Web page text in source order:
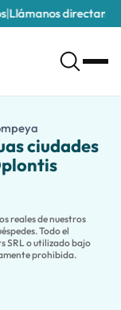
ciudades-de-
día con un guía
sitios
y famosa de
inmersiva
ciudades
reales de nuestros
Todo el
SRL o utilizado bajo
prohibida.